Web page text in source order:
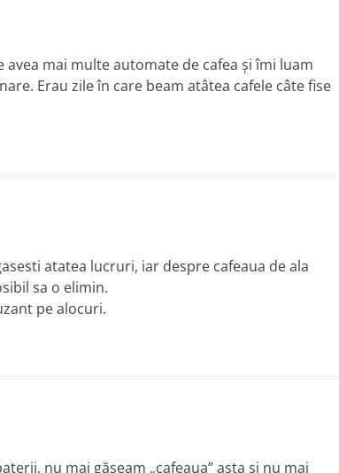
mai multe automate de cafea şi îmi luam
Erau zile în care beam atâtea cafele câte fise
atatea lucruri, iar despre cafeaua de ala
sa o elimin.
pe alocuri.
nu mai găseam „cafeaua” asta şi nu mai